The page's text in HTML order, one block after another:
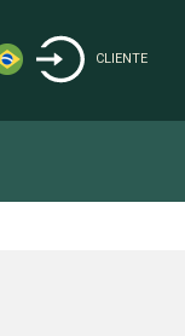
CLIENTE